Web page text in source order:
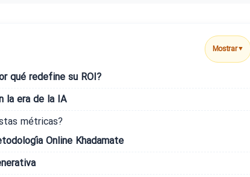
Mostrar▼
qué redefine su ROI?
la era de la IA
métricas?
Online Khadamate